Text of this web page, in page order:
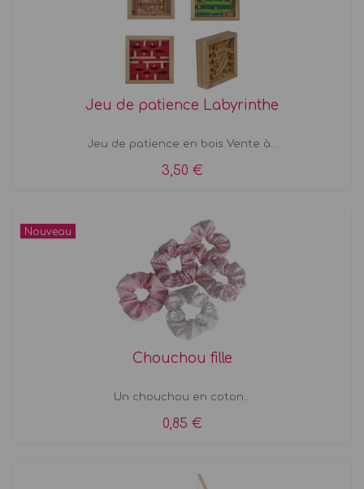
Jeu de patience Labyrinthe
Jeu de patience en bois Vente à...
3,50 €
Nouveau
Chouchou fille
Un chouchou en coton...
0,85 €